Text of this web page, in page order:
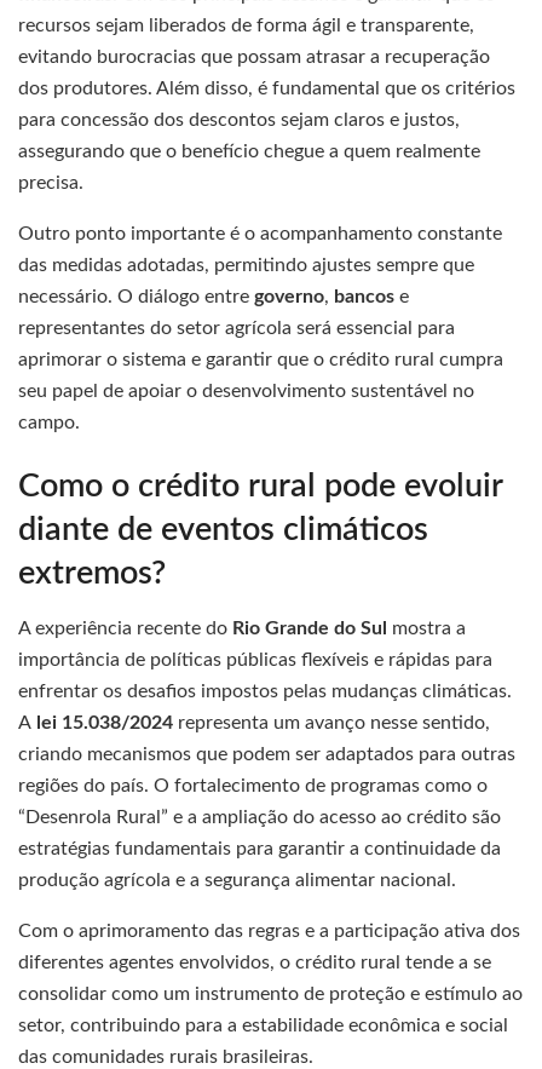
recursos sejam liberados de forma ágil e transparente,
evitando burocracias que possam atrasar a recuperação
dos produtores. Além disso, é fundamental que os critérios
para concessão dos descontos sejam claros e justos,
assegurando que o benefício chegue a quem realmente
precisa.
Outro ponto importante é o acompanhamento constante
das medidas adotadas, permitindo ajustes sempre que
necessário. O diálogo entre governo, bancos e
representantes do setor agrícola será essencial para
aprimorar o sistema e garantir que o crédito rural cumpra
seu papel de apoiar o desenvolvimento sustentável no
campo.
Como o crédito rural pode evoluir
diante de eventos climáticos
extremos?
A experiência recente do Rio Grande do Sul
mostra a
importância de políticas públicas flexíveis e rápidas para
enfrentar os desafios impostos pelas mudanças climáticas.
A lei 15.038/2024 representa um avanço nesse sentido,
criando mecanismos que podem ser adaptados para outras
regiões do país. O fortalecimento de programas como o
“Desenrola Rural” e a ampliação do acesso ao crédito são
estratégias fundamentais para garantir a continuidade da
produção agrícola e a segurança alimentar nacional.
Com o aprimoramento das regras e a participação ativa dos
diferentes agentes envolvidos, o crédito rural tende a se
consolidar como um instrumento de proteção e estímulo ao
setor, contribuindo para a estabilidade econômica e social
das comunidades rurais brasileiras.